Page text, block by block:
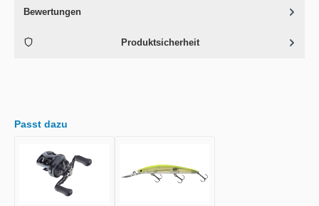
Bewertungen
Produktsicherheit
Passt dazu